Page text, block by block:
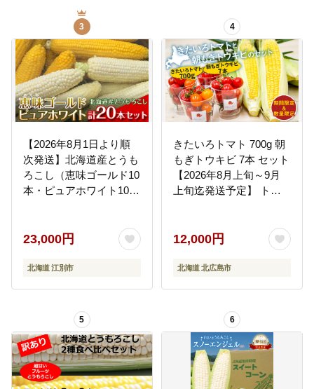
糖度 トウモロコシ ギフ
ト お中元 野菜 コー
ン---
nayoro_loc_32_8500g_h
p---
3
【2026年8月1日より順
次発送】北海道産とうも
ろこし（恵味ゴールド10
本・ピュアホワイト10本
23,000円
北海道 江別市
4
きたいろトマト 700g 朝
もぎトウキビ 7本 セット
【2026年8月上旬～9月
上旬迄発送予定】 トマ
ガニック
12,000円
北海道 北広島市
5 6